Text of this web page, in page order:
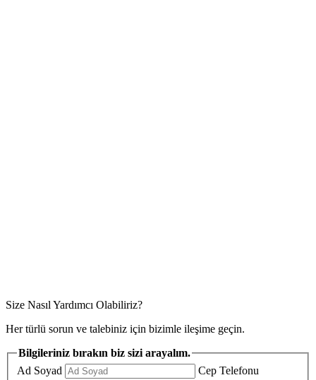
Size Nasıl Yardımcı Olabiliriz?
Her türlü sorun ve talebiniz için bizimle ileşime geçin.
Bilgileriniz bırakın biz sizi arayalım.
Ad Soyad
Cep Telefonu